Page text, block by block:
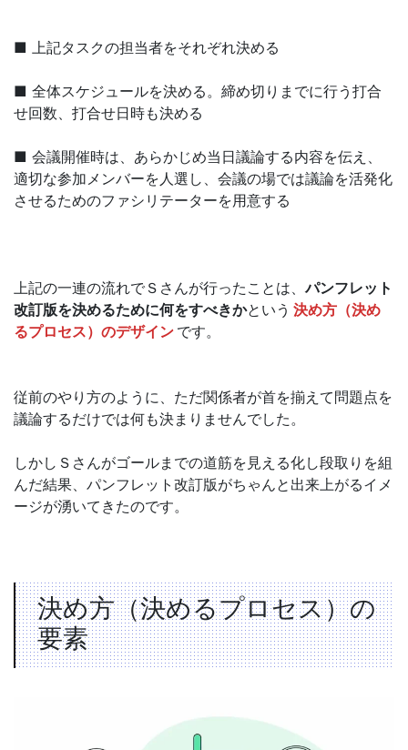
■ 上記タスクの担当者をそれぞれ決める
■ 全体スケジュールを決める。締め切りまでに行う打合
せ回数、打合せ日時も決める
■ 会議開催時は、あらかじめ当日議論する内容を伝え、
適切な参加メンバーを人選し、会議の場では議論を活発化
させるためのファシリテーターを用意する
上記の一連の流れでＳさんが行ったことは、パンフレット
改訂版を決めるために何をすべきかという 決め方（決め
るプロセス）のデザイン です。
従前のやり方のように、ただ関係者が首を揃えて問題点を
議論するだけでは何も決まりませんでした。
しかしＳさんがゴールまでの道筋を見える化し段取りを組
んだ結果、パンフレット改訂版がちゃんと出来上がるイメ
ージが湧いてきたのです。
決め方（決めるプロセス）の
要素